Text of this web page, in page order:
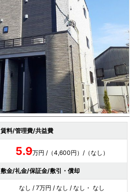
賃料/管理費/共益費
5.9万円 /（4,600円）/（なし）
敷金/礼金/保証金/敷引・償却
なし / 7万円 / なし / なし・ なし